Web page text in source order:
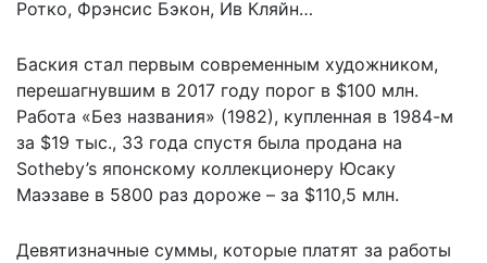
Ротко, Фрэнсис Бэкон, Ив Кляйн…
Баския стал первым современным художником,
перешагнувшим в 2017 году порог в $100 млн.
Работа «Без названия» (1982), купленная в 1984-м
за $19 тыс., 33 года спустя была продана на
Sotheby’s японскому коллекционеру Юсаку
Маэзаве в 5800 раз дороже – за $110,5 млн.
Девятизначные суммы, которые платят за работы